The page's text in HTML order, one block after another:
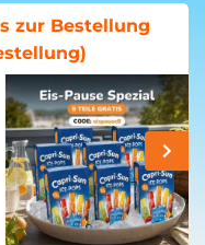
zur Bestellung